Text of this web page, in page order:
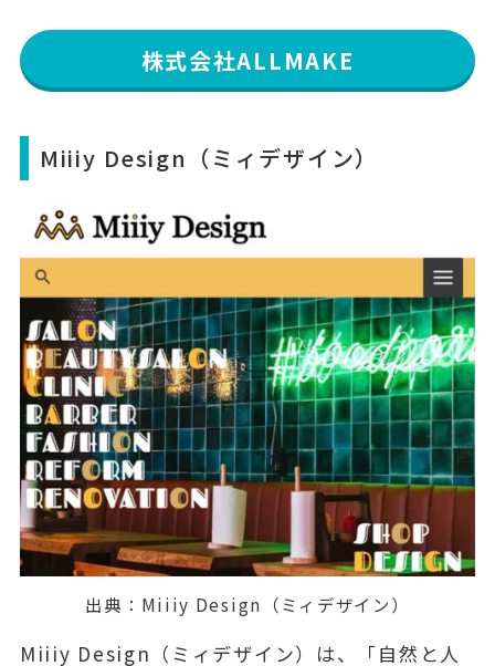
株式会社ALLMAKE
Miiiy Design（ミィデザイン）
出典： Miiiy Design（ミィデザイン）
Miiiy Design（ミィデザイン）は、「自然と人